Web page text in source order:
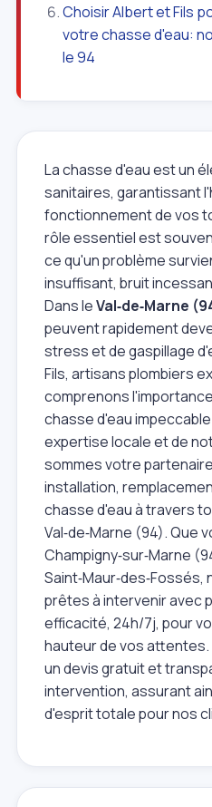
Choisir Albert et Fils
votre chasse d'eau:
le 94
La chasse d'eau est un
sanitaires, garantissant
fonctionnement de vos
rôle essentiel est
ce qu'un problème
insuffisant, bruit
Dans leVal‑de‑Marne
peuvent rapidement
stress et de gaspillage
Fils, artisans plombiers
comprenons
chasse d'eau
expertise locale et de
sommes votre
installation,
chasse d'eau à travers
Val‑de‑Marne (94). Que
Champigny‑sur‑Marne
prêtes à intervenir avec
efficacité, 24h/7j, pour
hauteur de vos
un devis gratuit et
intervention, assurant
d'esprit totale pour nos